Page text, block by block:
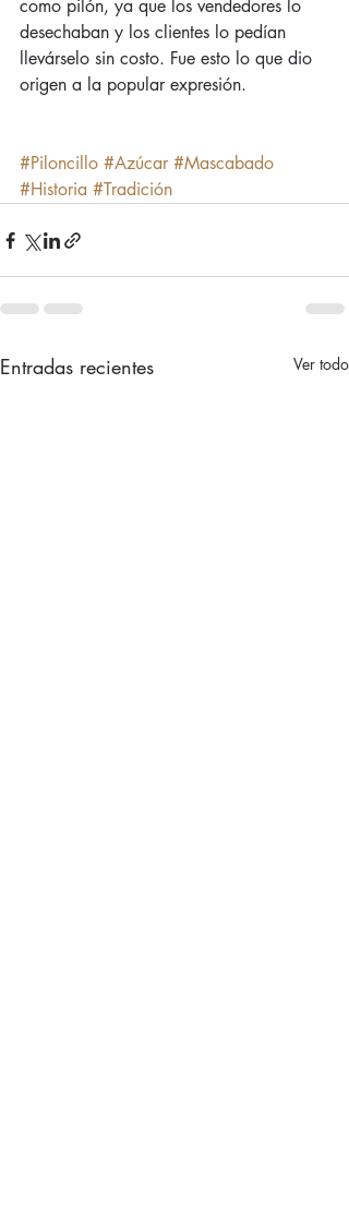
como pilón, ya que los vendedores lo
desechaban y los clientes lo pedían
llevárselo sin costo. Fue esto lo que dio
origen a la popular expresión.
#Piloncillo #Azúcar #Mascabado
#Historia #Tradición
Entradas recientes Ver todo